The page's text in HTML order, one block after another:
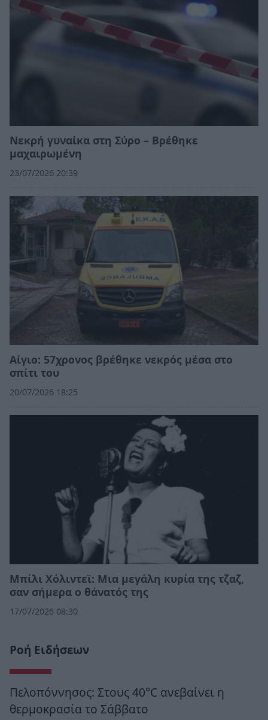
Νεκρή γυναίκα στη Σύρο – Βρέθηκε
μαχαιρωμένη
23/07/2026 20:39
Αίγιο: 57χρονος βρέθηκε νεκρός μέσα στο
σπίτι του
20/07/2026 18:25
Μπίλι Χόλιντεϊ: Μια μεγάλη κυρία της τζαζ,
σαν σήμερα ο θάνατός της
17/07/2026 08:30
Ροή Ειδήσεων
Πελοπόννησος: Στους 40°C ανεβαίνει η
θερμοκρασία το Σάββατο